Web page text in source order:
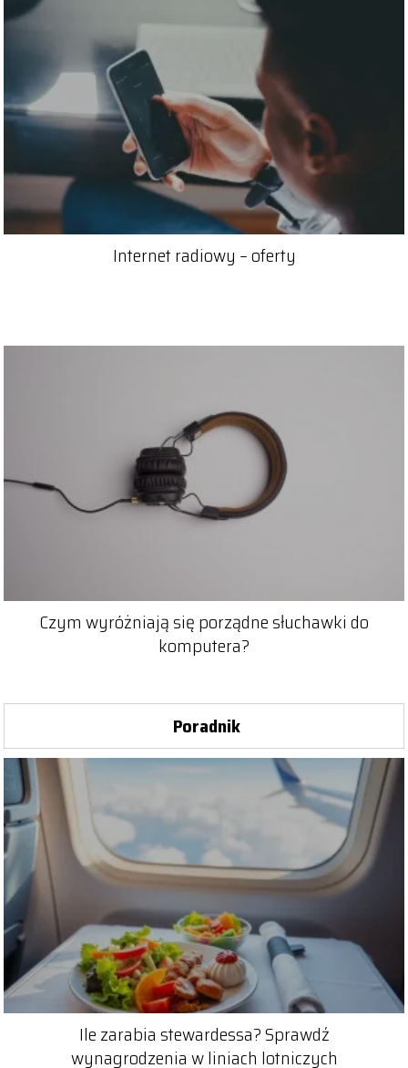
Internet radiowy – oferty
Czym wyróżniają się porządne słuchawki do
komputera?
Poradnik
Ile zarabia stewardessa? Sprawdź
wynagrodzenia w liniach lotniczych